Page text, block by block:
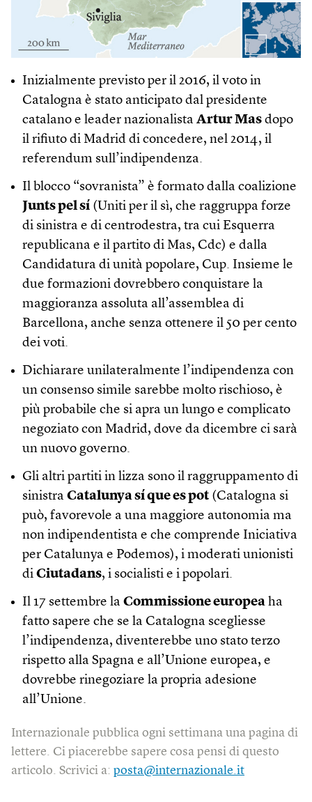
Inizialmente previsto per il 2016, il voto in
Catalogna è stato anticipato dal presidente
catalano e leader nazionalista Artur Mas dopo
il rifiuto di Madrid di concedere, nel 2014, il
referendum sull’indipendenza.
Il blocco “sovranista” è formato dalla coalizione
Junts pel sí (Uniti per il sì, che raggruppa forze
di sinistra e di centrodestra, tra cui Esquerra
republicana e il partito di Mas, Cdc) e dalla
Candidatura di unità popolare, Cup. Insieme le
due formazioni dovrebbero conquistare la
maggioranza assoluta all’assemblea di
Barcellona, anche senza ottenere il 50 per cento
dei voti.
Dichiarare unilateralmente l’indipendenza con
un consenso simile sarebbe molto rischioso, è
più probabile che si apra un lungo e complicato
negoziato con Madrid, dove da dicembre ci sarà
un nuovo governo.
Gli altri partiti in lizza sono il raggruppamento di
sinistra Catalunya sí que es pot (Catalogna si
può, favorevole a una maggiore autonomia ma
non indipendentista e che comprende Iniciativa
per Catalunya e Podemos), i moderati unionisti
di Ciutadans, i socialisti e i popolari.
Il 17 settembre la Commissione europea ha
fatto sapere che se la Catalogna scegliesse
l’indipendenza, diventerebbe uno stato terzo
rispetto alla Spagna e all’Unione europea, e
dovrebbe rinegoziare la propria adesione
all’Unione.
Internazionale pubblica ogni settimana una pagina di
lettere. Ci piacerebbe sapere cosa pensi di questo
articolo. Scrivici a: posta@internazionale.it